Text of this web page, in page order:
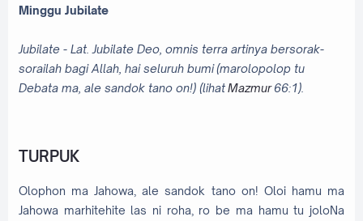
Minggu Jubilate
Jubilate - Lat. Jubilate Deo, omnis terra artinya bersorak-
sorailah bagi Allah, hai seluruh bumi(marolopolop tu
Debata ma, ale sandok tano on!) (lihatMazmur66:1).
TURPUK
Olophon ma Jahowa, ale sandok tano on! Oloi hamu ma
Jahowa marhitehite las ni roha, ro be ma hamu tu joloNa